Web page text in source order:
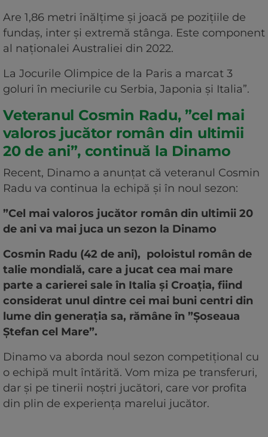
Are 1,86 metri înălțime și joacă pe pozițiile de
fundaș, inter și extremă stânga. Este component
al naționalei Australiei din 2022.
La Jocurile Olimpice de la Paris a marcat 3
goluri în meciurile cu Serbia, Japonia și Italia”.
Veteranul Cosmin Radu, ”cel mai
valoros jucător român din ultimii
20 de ani”, continuă la Dinamo
Recent, Dinamo a anunțat că veteranul Cosmin
Radu va continua la echipă și în noul sezon:
”Cel mai valoros jucător român din ultimii 20
de ani va mai juca un sezon la Dinamo
Cosmin Radu (42 de ani), poloistul român de
talie mondială, care a jucat cea mai mare
parte a carierei sale în Italia și Croația, fiind
considerat unul dintre cei mai buni centri din
lume din generația sa, rămâne în ”Șoseaua
Ștefan cel Mare”.
Dinamo va aborda noul sezon competițional cu
o echipă mult întărită. Vom miza pe transferuri,
dar și pe tinerii noștri jucători, care vor profita
din plin de experiența marelui jucător.